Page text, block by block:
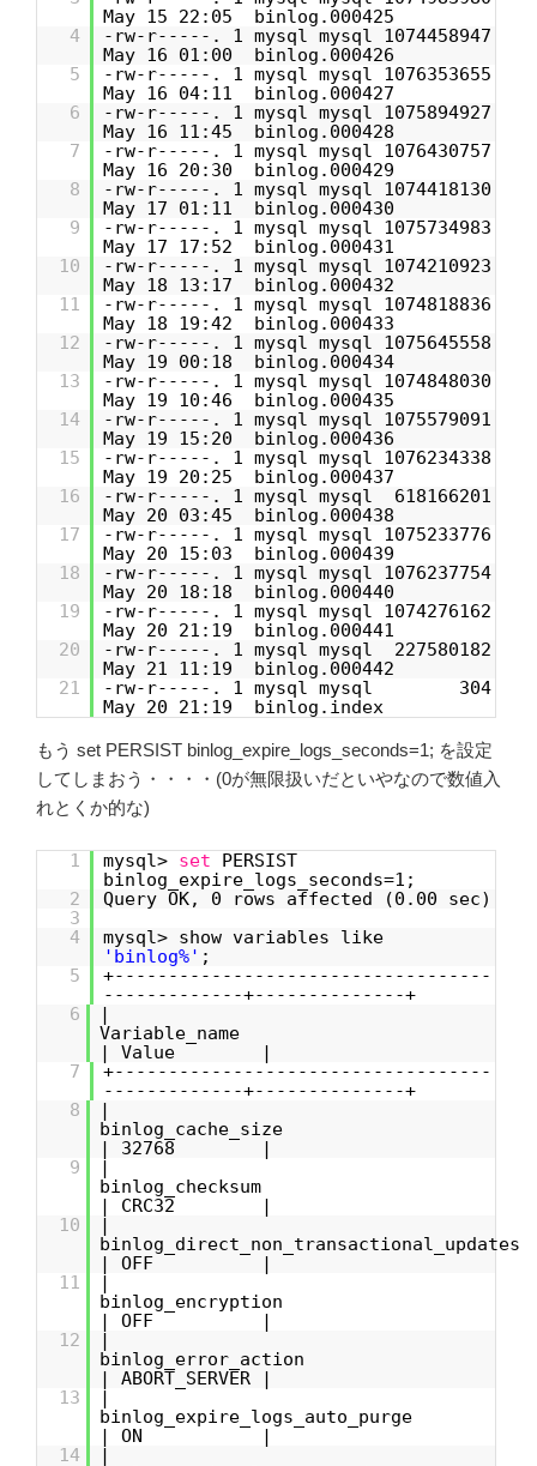
May 15 22:05 binlog.000425
4
-rw-r-----. 1 mysql mysql 1074458947
May 16 01:00 binlog.000426
5
-rw-r-----. 1 mysql mysql 1076353655
May 16 04:11 binlog.000427
6
-rw-r-----. 1 mysql mysql 1075894927
May 16 11:45 binlog.000428
7
-rw-r-----. 1 mysql mysql 1076430757
May 16 20:30 binlog.000429
8
-rw-r-----. 1 mysql mysql 1074418130
May 17 01:11 binlog.000430
9
-rw-r-----. 1 mysql mysql 1075734983
May 17 17:52 binlog.000431
10
-rw-r-----. 1 mysql mysql 1074210923
May 18 13:17 binlog.000432
11
-rw-r-----. 1 mysql mysql 1074818836
May 18 19:42 binlog.000433
12
-rw-r-----. 1 mysql mysql 1075645558
May 19 00:18 binlog.000434
13
-rw-r-----. 1 mysql mysql 1074848030
May 19 10:46 binlog.000435
14
-rw-r-----. 1 mysql mysql 1075579091
May 19 15:20 binlog.000436
15
-rw-r-----. 1 mysql mysql 1076234338
May 19 20:25 binlog.000437
16
-rw-r-----. 1 mysql mysql 618166201
May 20 03:45 binlog.000438
17
-rw-r-----. 1 mysql mysql 1075233776
May 20 15:03 binlog.000439
18
-rw-r-----. 1 mysql mysql 1076237754
May 20 18:18 binlog.000440
19
-rw-r-----. 1 mysql mysql 1074276162
May 20 21:19 binlog.000441
20
-rw-r-----. 1 mysql mysql 227580182
May 21 11:19 binlog.000442
21
-rw-r-----. 1 mysql mysql 304
May 20 21:19 binlog.index
もう set PERSIST binlog_expire_logs_seconds=1; を設定
してしまおう・・・・(0が無限扱いだといやなので数値入
れとくか的な)
1 mysql> set
PERSIST
binlog_expire_logs_seconds=1;
2
Query OK, 0 rows affected (0.00 sec)
3
4
mysql> show variables like
'binlog%' ;
5
+-----------------------------------
-------------+--------------+
6
|
| Value |
7
+-----------------------------------
-------------+--------------+
8
|
| 32768 |
9
|
| CRC32 |
10
|
| OFF |
11
|
| OFF |
12
|
| ABORT_SERVER |
13
|
| ON |
14
|